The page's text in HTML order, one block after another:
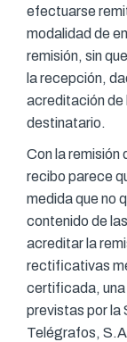
efectuarse
modalidad de
remisión, sin
la recepción,
acreditación de
destinatario.
Con la
recibo parece
medida que no
contenido de
acreditar la
rectificativas
certificada, una
previstas por la
Telégrafos,